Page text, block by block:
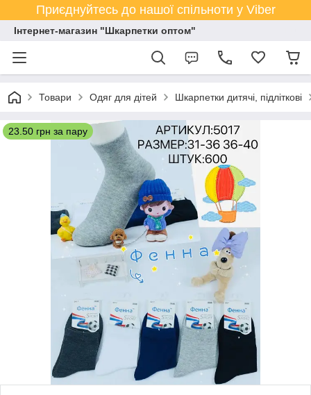
Приєднуйтесь до нашої спільноти у Viber
Інтернет-магазин "Шкарпетки оптом"
Товари Одяг для дітей Шкарпетки дитячі, підліткові
23.50 грн за пару